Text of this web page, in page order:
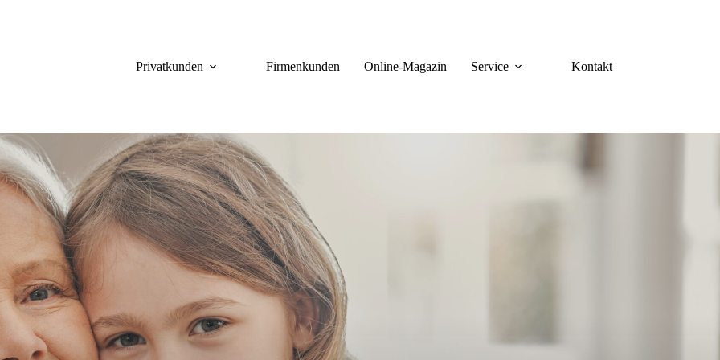
Privatkunden Firmenkunden Online-Magazin Service Kontakt